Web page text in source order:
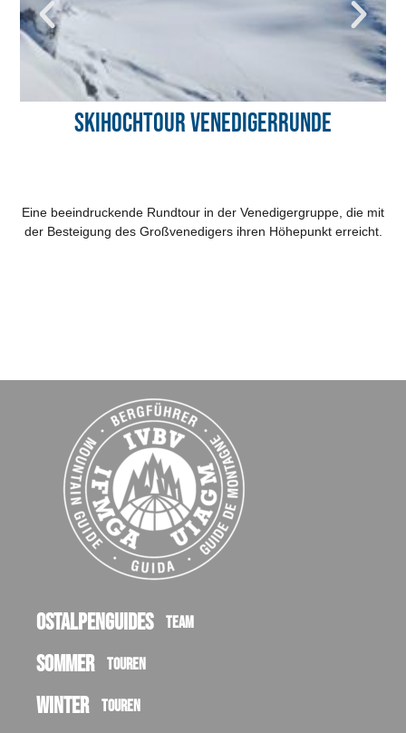
Skihochtour Venedigerrunde
Eine beeindruckende Rundtour in der Venedigergruppe, die mit
der Besteigung des Großvenedigers ihren Höhepunkt erreicht.
Ostalpenguides Team
Sommer Touren
Winter Touren